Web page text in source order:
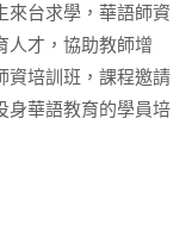
來台求學，華語師資
人才，協助教師增
資培訓班，課程邀請
身華語教育的學員培